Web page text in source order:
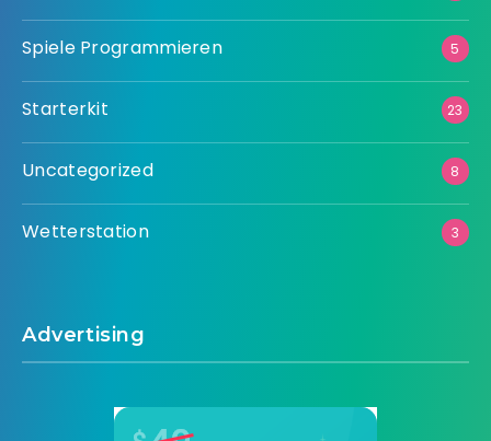
Spiele Programmieren 5
Starterkit 23
Uncategorized 8
Wetterstation 3
Advertising